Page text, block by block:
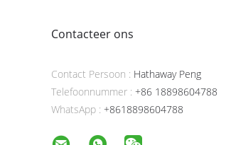
Contacteer ons
Contact Persoon : Hathaway Peng
Telefoonnummer : +86 18898604788
WhatsApp : +8618898604788